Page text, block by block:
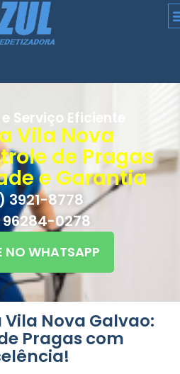
Serviço Eficiente
Vila Nova
de Pragas
e Garantia
3921-8778
96284-0278
NO WHATSAPP
Nova Galvao:
Pragas com